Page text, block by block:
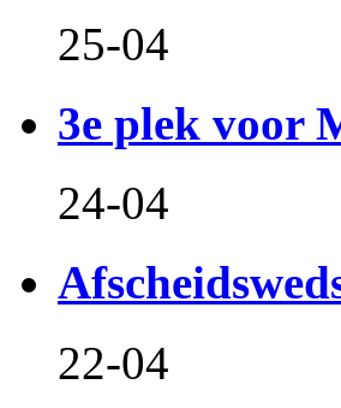
25-04
3e plek voor
24-04
22-04